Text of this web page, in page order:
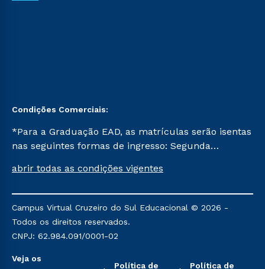
Condições Comerciais:
*Para a Graduação EAD, as matrículas serão isentas
nas seguintes formas de ingresso: Segunda
Já para as demais, a taxa de matrícula será de R$
mencionadas são referentes aos cursos: Ensino
Religioso, Geografia para a Docência e Metodologia
do Ensino de História: Questões Atuais.
abrir todas as condições vigentes
Campus Virtual Cruzeiro do Sul Educacional © 2026 -
Todos os direitos reservados.
CNPJ: 62.984.091/0001-02
Veja os
Política de Política de